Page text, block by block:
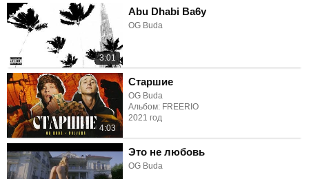
3:01
Abu Dhabi Ba6y
OG Buda
4:03
Старшие
OG Buda
Альбом: FREERIO
2021 год
Это не любовь
OG Buda